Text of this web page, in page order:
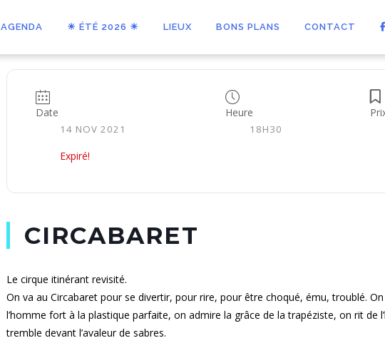
AGENDA ☀ ÉTÉ 2026 ☀ LIEUX BONS PLANS CONTACT
Date
14 NOV 2021
Expiré!
Heure
18H30
CIRCABARET
Le cirque itinérant revisité.
On va au Circabaret pour se divertir, pour rire, pour être choqué, ému, troublé.
l’homme fort à la plastique parfaite, on admire la grâce de la trapéziste, on rit de
tremble devant l’avaleur de sabres.